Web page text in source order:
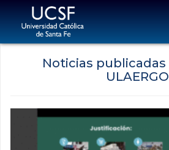
Noticias
ULAERGO